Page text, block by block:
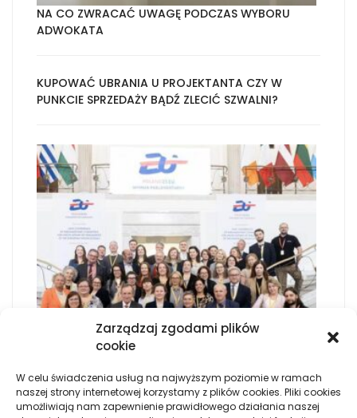
Zarządzaj zgodami plików
cookie
W celu świadczenia usług na najwyższym poziomie w ramach
naszej strony internetowej korzystamy z plików cookies. Pliki cookies
umożliwiają nam zapewnienie prawidłowego działania naszej
NA CO ZWRACAĆ UWAGĘ PODCZAS WYBORU
ADWOKATA
KUPOWAĆ UBRANIA U PROJEKTANTA CZY W
PUNKCIE SPRZEDAŻY BĄDŹ ZLECIĆ SZWALNI?